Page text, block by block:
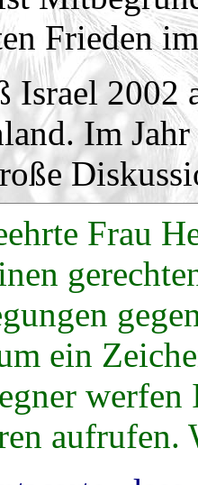
Frieden
Israel 2002
Im
Frau
ein
aufrufen.